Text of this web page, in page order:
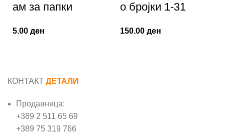
ам за папки
5.00 ден
о бројки 1-31
150.00 ден
КОНТАКТ ДЕТАЛИ
Продавница:
+389 2 511 65 69
+389 75 319 766